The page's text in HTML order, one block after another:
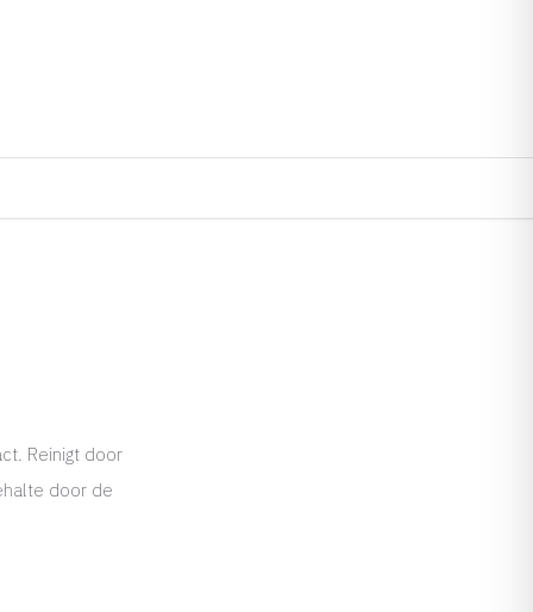
Reinigt door
door de